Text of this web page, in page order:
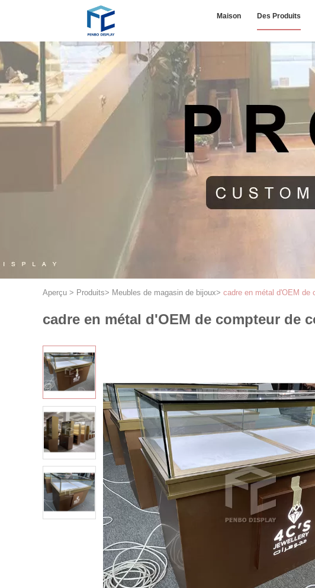
Maison Des Produits
Aperçu > Produits> Meubles de magasin de bijoux> cadre en métal d'OEM de
cadre en métal d'OEM de compteur de